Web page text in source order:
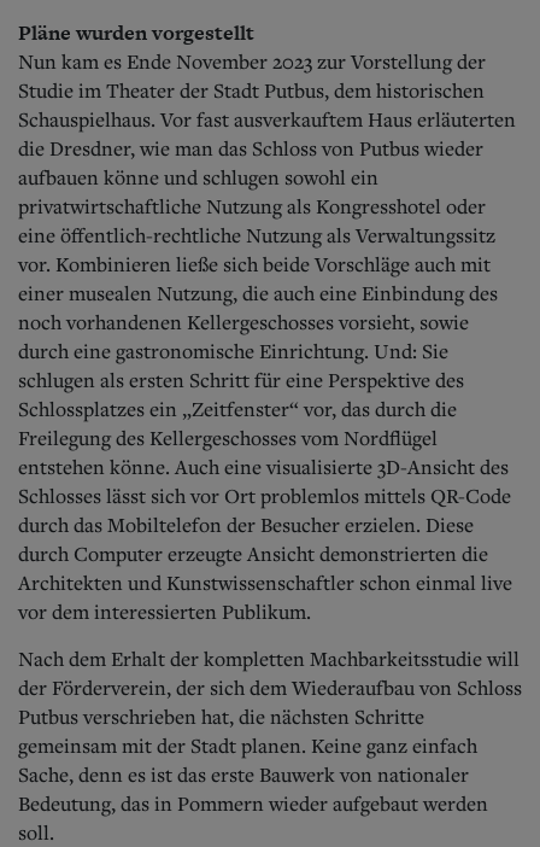
Pläne wurden vorgestellt
Nun kam es Ende November 2023 zur Vorstellung der
Studie im Theater der Stadt Putbus, dem historischen
Schauspielhaus. Vor fast ausverkauftem Haus erläuterten
die Dresdner, wie man das Schloss von Putbus wieder
aufbauen könne und schlugen sowohl ein
privatwirtschaftliche Nutzung als Kongresshotel oder
eine öffentlich-rechtliche Nutzung als Verwaltungssitz
vor. Kombinieren ließe sich beide Vorschläge auch mit
einer musealen Nutzung, die auch eine Einbindung des
noch vorhandenen Kellergeschosses vorsieht, sowie
durch eine gastronomische Einrichtung. Und: Sie
schlugen als ersten Schritt für eine Perspektive des
Schlossplatzes ein „Zeitfenster“ vor, das durch die
Freilegung des Kellergeschosses vom Nordflügel
entstehen könne. Auch eine visualisierte 3D-Ansicht des
Schlosses lässt sich vor Ort problemlos mittels QR-Code
durch das Mobiltelefon der Besucher erzielen. Diese
durch Computer erzeugte Ansicht demonstrierten die
Architekten und Kunstwissenschaftler schon einmal live
vor dem interessierten Publikum.
Nach dem Erhalt der kompletten Machbarkeitsstudie will
der Förderverein, der sich dem Wiederaufbau von Schloss
Putbus verschrieben hat, die nächsten Schritte
gemeinsam mit der Stadt planen. Keine ganz einfach
Sache, denn es ist das erste Bauwerk von nationaler
Bedeutung, das in Pommern wieder aufgebaut werden
soll.